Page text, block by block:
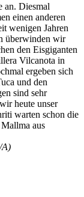
an. Diesmal
einen anderen
wenigen Jahren
überwinden wir
den Eisgiganten
Vilcanota in
ergeben sich
und den
sind sehr
heute unser
warten schon die
aus
A)